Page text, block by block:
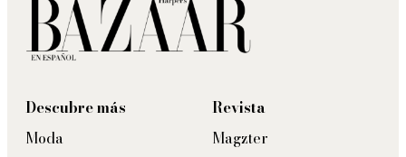
Descubre más
Moda
Revista
Magzter